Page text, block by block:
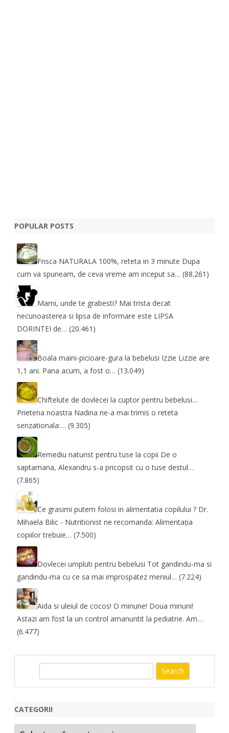
POPULAR POSTS
Frisca NATURALA 100%, reteta in 3 minute Dupa
cum va spuneam, de ceva vreme am inceput sa… (88.261)
Mami, unde te grabesti? Mai trista decat
necunoasterea si lipsa de informare este LIPSA
DORINTEI de… (20.461)
Boala maini-picioare-gura la bebelusi Izzie Lizzie are
1,1 ani. Pana acum, a fost o… (13.049)
Chiftelute de dovlecei la cuptor pentru bebelusi…
Prietena noastra Nadina ne-a mai trimis o reteta
senzationala:… (9.305)
Remediu naturist pentru tuse la copii De o
saptamana, Alexandru s-a pricopsit cu o tuse destul…
(7.865)
Ce grasimi putem folosi in alimentatia copilului ? Dr.
Mihaela Bilic - Nutritionist ne recomanda: Alimentația
copiilor trebuie… (7.500)
Dovlecei umpluti pentru bebelusi Tot gandindu-ma si
gandindu-ma cu ce sa mai improspatez meniul… (7.224)
Aida si uleiul de cocos! O minune! Doua minuni!
Astazi am fost la un control amanuntit la pediatrie. Am…
(6.477)
r
CATEGORII
Categorii